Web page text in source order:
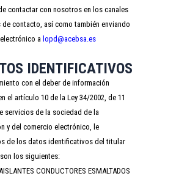
contactar con nosotros en los canales
contacto, así como también enviando
a lopd@acebsa.es
IDENTIFICATIVOS
con el deber de información
el artículo 10 de la Ley 34/2002, de 11
servicios de la sociedad de la
y del comercio electrónico, le
de los datos identificativos del titular
los siguientes:
CONDUCTORES ESMALTADOS